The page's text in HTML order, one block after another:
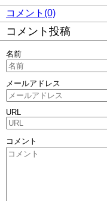
コメント(0)
コメント投稿
名前
メールアドレス
URL
コメント